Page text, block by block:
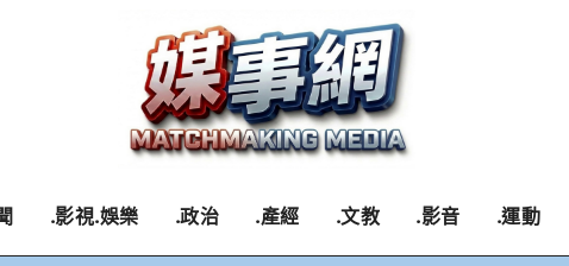
.影視.娛樂 .政治 .產經 .文教 .影音 .運動